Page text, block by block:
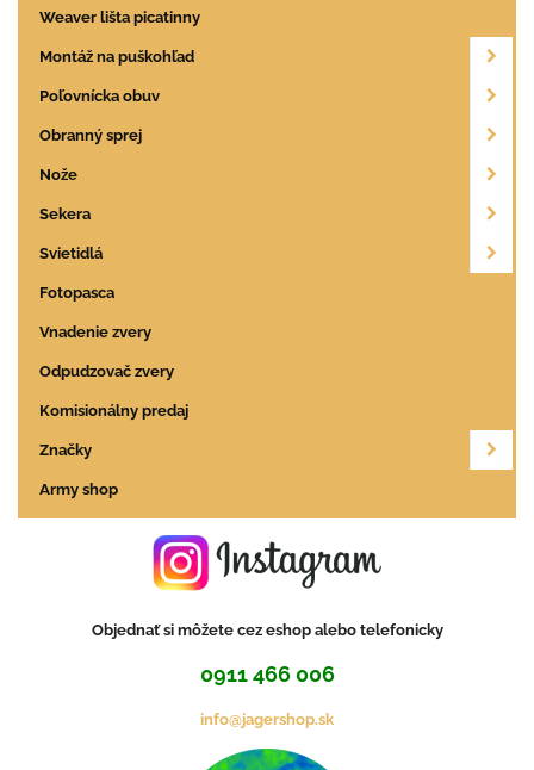
Weaver lišta picatinny
Montáž na puškohľad
Poľovnícka obuv
Obranný sprej
Nože
Sekera
Svietidlá
Fotopasca
Vnadenie zvery
Odpudzovač zvery
Komisionálny predaj
Značky
Army shop
Objednať si môžete cez eshop alebo telefonicky
0911 466 006
info@jagershop.sk